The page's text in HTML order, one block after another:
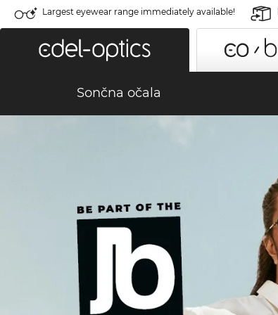
Largest eyewear range immediately available!
Sončna očala